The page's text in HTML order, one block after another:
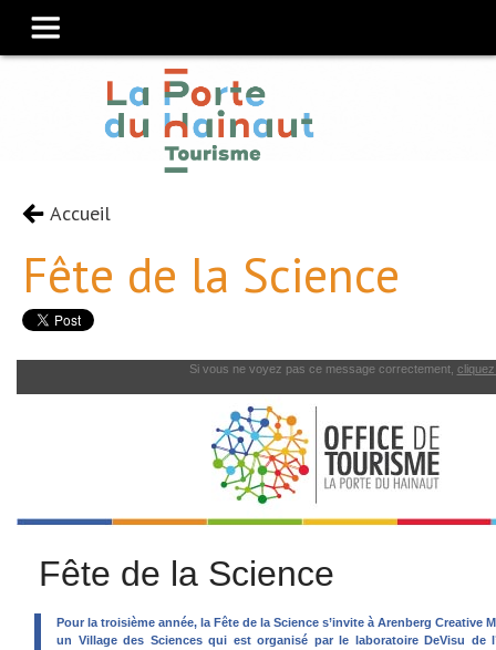
Accueil
Fête de la Science
Si vous ne voyez pas ce message correctement,
Fête de la Science
Pour la troisième année, la Fête de la Science s’invite à Arenberg Creative
un Village des Sciences qui est organisé par le laboratoire DeVisu de